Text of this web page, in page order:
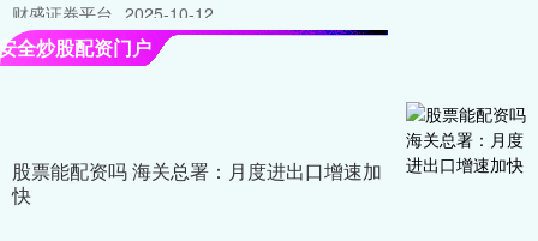
财盛证券平台 2025-10-12
* **放大收益：**杠杆资金可以放大投资收益，让投资者获得更高的回
安全炒股配资门户 2026-07-22
在香港股市财盛证券平台，加杠杆是许多投资者放大收益的常用手
全炒股配资门户
股票能配资吗 海关总署：月度进出口增速加
快